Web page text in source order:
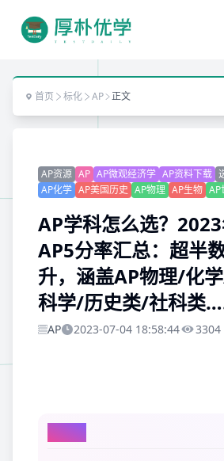
首页 标化 AP 正文
AP资源 AP AP微观经济学 AP资料下载
AP化学 AP美国历史 AP物理 AP生物 AP
AP学科怎么选？
AP5分率汇总：超半
升，涵盖AP物理/化
科学/历史类/社科类
AP 2023-07-04 18:58:44 3304
AI总结